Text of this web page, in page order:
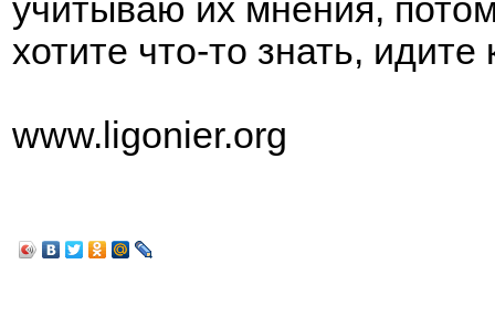
учитываю их мнения,
хотите что-то знать,
www.ligonier.org